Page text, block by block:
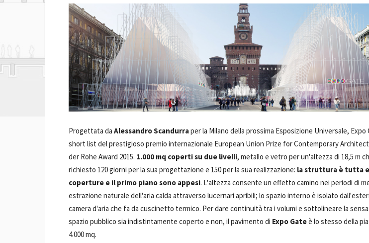
Progettata da Alessandro Scandurraper la Milano della prossima Esposizione Universale, Expo
short list del prestigioso premio internazionale European Union Prize for Contemporary
der Rohe Award 2015. 1.000 mq coperti su due livelli, metallo e vetro per un'altezza di 18,5 m
richiesto 120 giorni per la sua progettazione e 150 per la sua realizzazione: la struttura è tutta
coperture e il primo piano sono appesi. L'altezza consente un effetto camino nei periodi di
estrazione naturale dell'aria calda attraverso lucernari apribili; lo spazio interno è isolato
camera d'aria che fa da cuscinetto termico. Per dare continuità tra i volumi e sottolineare la
spazio pubblico sia indistintamente coperto e non, il pavimento di Expo Gateè lo stesso della
4.000 mq.